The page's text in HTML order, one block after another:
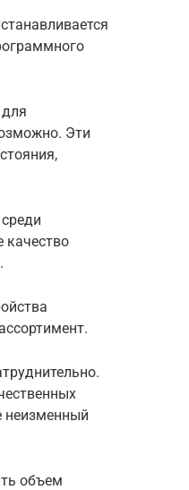
Эти
качество
неизменный
объем